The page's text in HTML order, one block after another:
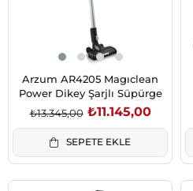
Arzum AR4205 Magıclean
Power Dikey Şarjlı Süpürge
₺11.145,00
₺13.345,00
SEPETE EKLE